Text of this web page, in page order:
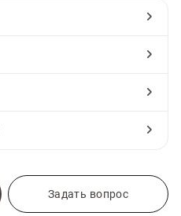
Задать вопрос